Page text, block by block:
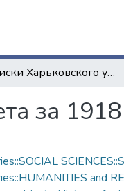
Записки Харьковского университета за 1918 и 1919 г.
за
and